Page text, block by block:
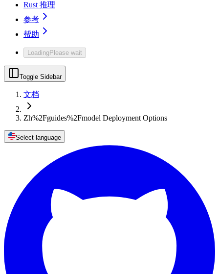
Rust 推理
参考
帮助
LoadingPlease wait
Toggle Sidebar
文档
Zh%2Fguides%2Fmodel Deployment Options
Select language